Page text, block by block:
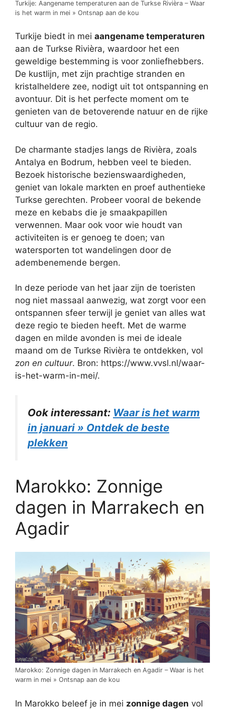
Turkije: Aangename temperaturen aan de Turkse Rivièra – Waar
is het warm in mei » Ontsnap aan de kou
Turkije biedt in mei aangename temperaturen
aan de Turkse Rivièra, waardoor het een
geweldige bestemming is voor zonliefhebbers.
De kustlijn, met zijn prachtige stranden en
kristalheldere zee, nodigt uit tot ontspanning en
avontuur. Dit is het perfecte moment om te
genieten van de betoverende natuur en de rijke
cultuur van de regio.
De charmante stadjes langs de Rivièra, zoals
Antalya en Bodrum, hebben veel te bieden.
Bezoek historische bezienswaardigheden,
geniet van lokale markten en proef authentieke
Turkse gerechten. Probeer vooral de bekende
meze en kebabs die je smaakpapillen
verwennen. Maar ook voor wie houdt van
activiteiten is er genoeg te doen; van
watersporten tot wandelingen door de
adembenemende bergen.
In deze periode van het jaar zijn de toeristen
nog niet massaal aanwezig, wat zorgt voor een
ontspannen sfeer terwijl je geniet van alles wat
deze regio te bieden heeft. Met de warme
dagen en milde avonden is mei de ideale
maand om de Turkse Rivièra te ontdekken, vol
zon en cultuur. Bron: https://www.vvsl.nl/waar-
is-het-warm-in-mei/.
Ook interessant: Waar is het warm
in januari » Ontdek de beste
plekken
Marokko: Zonnige
dagen in Marrakech en
Agadir
Marokko: Zonnige dagen in Marrakech en Agadir – Waar is het
warm in mei » Ontsnap aan de kou
In Marokko beleef je in mei zonnige dagen vol